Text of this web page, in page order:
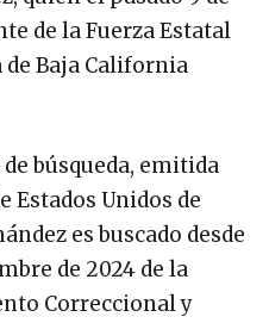
de la Fuerza Estatal
de Baja California
búsqueda, emitida
Estados Unidos de
es buscado desde
de 2024 de la
Correccional y